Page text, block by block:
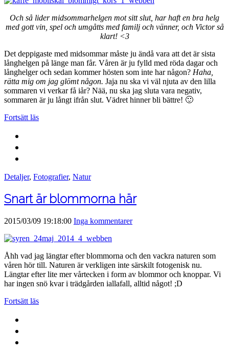
Och så lider midsommarhelgen mot sitt slut, har haft en bra helg
med gott vin, spel och umgåtts med familj och vänner, och Victor så
klart! <3
Det deppigaste med midsommar måste ju ändå vara att det är sista
långhelgen på länge man får. Våren är ju fylld med röda dagar och
långhelger och sedan kommer hösten som inte har någon? Haha,
rätta mig om jag glömt någon. Jaja nu ska vi väl njuta av den lilla
sommaren vi verkar få iår? Nää, nu ska jag sluta vara negativ,
sommaren är ju långt ifrån slut. Vädret hinner bli bättre! 🙂
Fortsätt läs
Detaljer, Fotografier, Natur
Snart är blommorna här
2015/03/09 19:18:00 Inga kommentarer
Åhh vad jag längtar efter blommorna och den vackra naturen som
våren hör till. Naturen är verkligen inte särskilt fotogenisk nu.
Längtar efter lite mer vårtecken i form av blommor och knoppar. Vi
har ingen snö kvar i trädgården iallafall, alltid något! ;D
Fortsätt läs